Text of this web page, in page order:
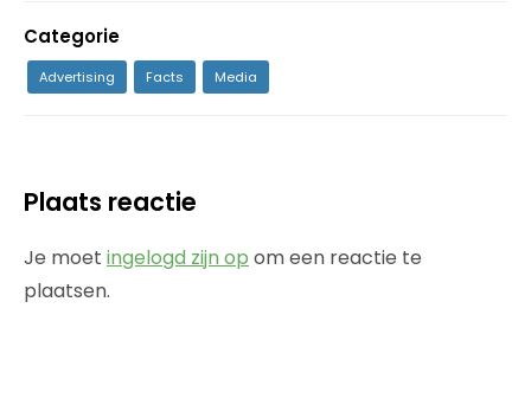
Categorie
Advertising Facts Media
Plaats reactie
Je moet ingelogd zijn op om een reactie te
plaatsen.